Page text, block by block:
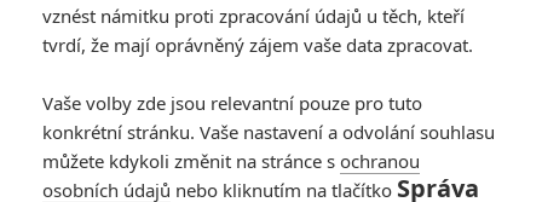
Napsal:Petr Slavík - (Anarvin), 08.03.2026 10:00
vznést námitku proti zpracování údajů u těch, kteří
tvrdí, že mají oprávněný zájem vaše data zpracovat.
Vaše volby zde jsou relevantní pouze pro tuto
konkrétní stránku. Vaše nastavení a odvolání souhlasu
můžete kdykoli změnit na stránce s ochranou
osobních údajů nebo kliknutím na tlačítko Správa